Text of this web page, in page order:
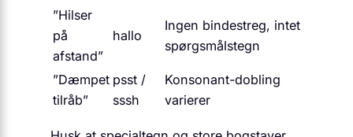
”Hilser
på
afstand”
hallo
Ingen bindestreg, intet
spørgsmålstegn
”Dæmpet
tilråb”
psst /
sssh
Konsonant-dobling
varierer